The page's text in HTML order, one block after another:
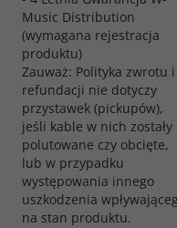
Music Distribution
(wymagana rejestracja
produktu)
Zauważ: Polityka zwrotu i
refundacji nie dotyczy
przystawek (pickupów),
jeśli kable w nich zostały
polutowane czy obcięte,
lub w przypadku
występowania innego
uszkodzenia
na stan produktu.